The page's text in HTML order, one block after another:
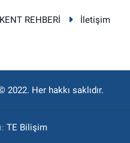
KENT REHBERİ
İletişim
2022. Her hakkı saklıdır.
TE Bilişim